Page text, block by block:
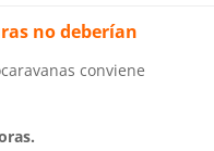
no deberían
conviene